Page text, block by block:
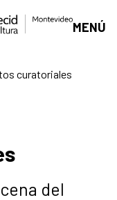
MENÚ
curatoriales
del